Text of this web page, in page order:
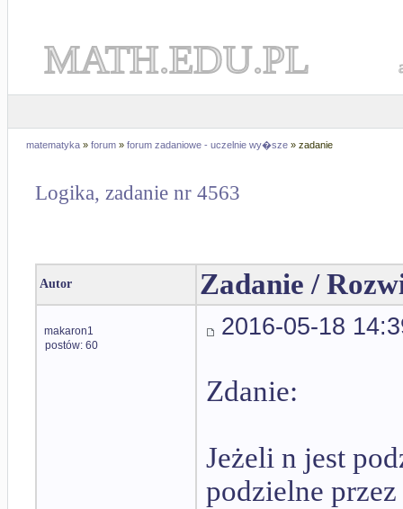
MATH.EDU.PL
matematyka » forum » forum zadaniowe - uczelnie wy�sze » zadanie
Logika, zadanie nr 4563
Autor Zadanie /
makaron1
postów: 60
2016-05-18
Zdanie:
Jeżeli n jest
podzielne